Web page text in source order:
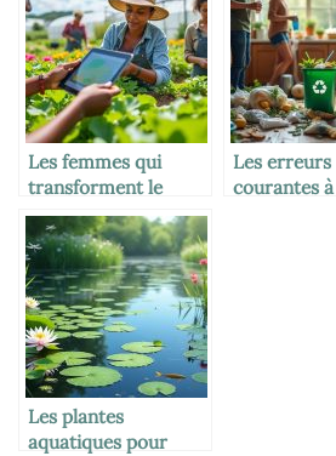
Les femmes qui
transforment le
monde agricole
Les erreurs
courantes
Les plantes
aquatiques pour